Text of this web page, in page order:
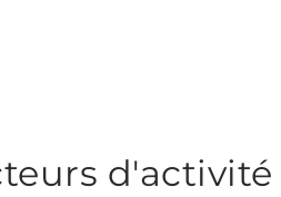
d'activité